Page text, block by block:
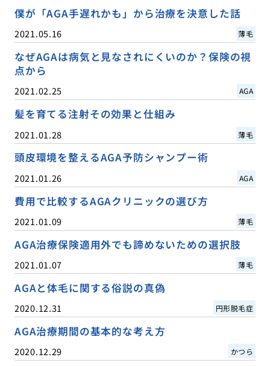
僕が「AGA手遅れかも」から治療を決意した話
2021.05.16 薄毛
なぜAGAは病気と見なされにくいのか？保険の視
点から
2021.02.25 AGA
髪を育てる注射その効果と仕組み
2021.01.28 薄毛
頭皮環境を整えるAGA予防シャンプー術
2021.01.26 AGA
費用で比較するAGAクリニックの選び方
2021.01.09 薄毛
AGA治療保険適用外でも諦めないための選択肢
2021.01.07 薄毛
AGAと体毛に関する俗説の真偽
2020.12.31 円形脱毛症
AGA治療期間の基本的な考え方
2020.12.29 かつら